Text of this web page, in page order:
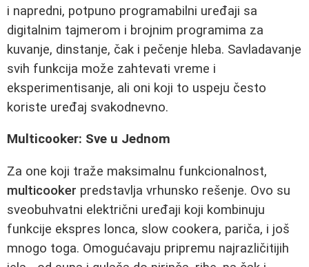
i napredni, potpuno programabilni uređaji sa
digitalnim tajmerom i brojnim programima za
kuvanje, dinstanje, čak i pečenje hleba. Savladavanje
svih funkcija može zahtevati vreme i
eksperimentisanje, ali oni koji to uspeju često
koriste uređaj svakodnevno.
Multicooker: Sve u Jednom
Za one koji traže maksimalnu funkcionalnost,
multicooker predstavlja vrhunsko rešenje. Ovo su
sveobuhvatni električni uređaji koji kombinuju
funkcije ekspres lonca, slow cookera, pariča, i još
mnogo toga. Omogućavaju pripremu najrazličitijih